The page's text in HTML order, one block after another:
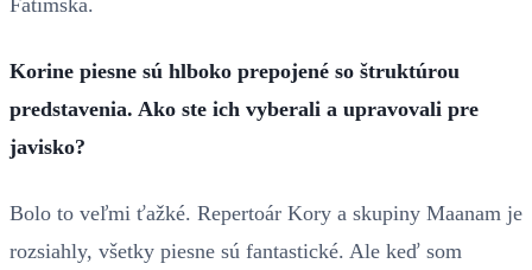
Korine piesne sú hlboko prepojené so štruktúrou
predstavenia. Ako ste ich vyberali a upravovali pre
javisko?
Bolo to veľmi ťažké. Repertoár Kory a skupiny Maanam je
rozsiahly, všetky piesne sú fantastické. Ale keď som